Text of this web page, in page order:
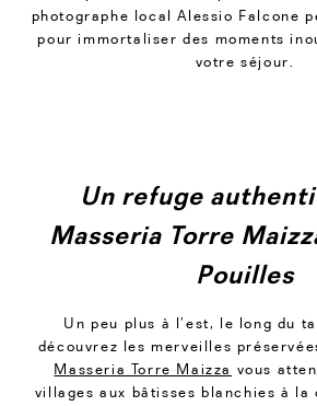
photographe local Alessio Falcone
pour immortaliser des moments
votre séjour.
Un refuge
Masseria Torre
Pouilles
Un peu plus à l’est, le long du
découvrez les merveilles
Masseria Torre Maizza vous
villages aux bâtisses blanchies à la